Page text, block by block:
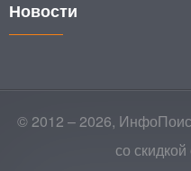
Новости
© 2012 – 2026,
со